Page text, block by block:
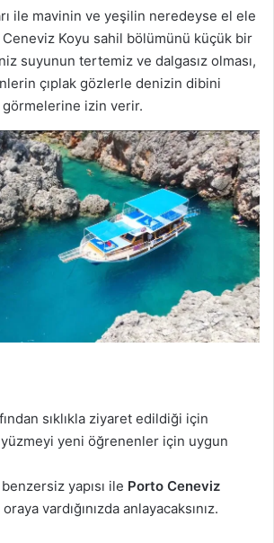
ile mavinin ve yeşilin neredeyse el ele
Koyu sahil bölümünü küçük bir
suyunun tertemiz ve dalgasız olması,
çıplak gözlerle denizin dibini
görmelerine izin verir.
sıklıkla ziyaret edildiği için
yeni öğrenenler için uygun
yapısı ile Porto Ceneviz
vardığınızda anlayacaksınız.